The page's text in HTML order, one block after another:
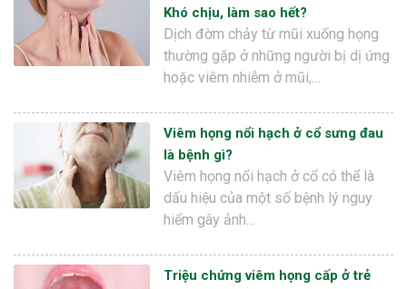
Khó chịu, làm sao hết?
Dịch đờm chảy từ mũi xuống họng
thường gặp ở những người bị dị ứng
hoặc viêm nhiễm ở mũi,…
Viêm họng nổi hạch ở cổ sưng đau
là bệnh gì?
Viêm họng nổi hạch ở cổ có thể là
dấu hiệu của một số bệnh lý nguy
hiểm gây ảnh…
Triệu chứng viêm họng cấp ở trẻ